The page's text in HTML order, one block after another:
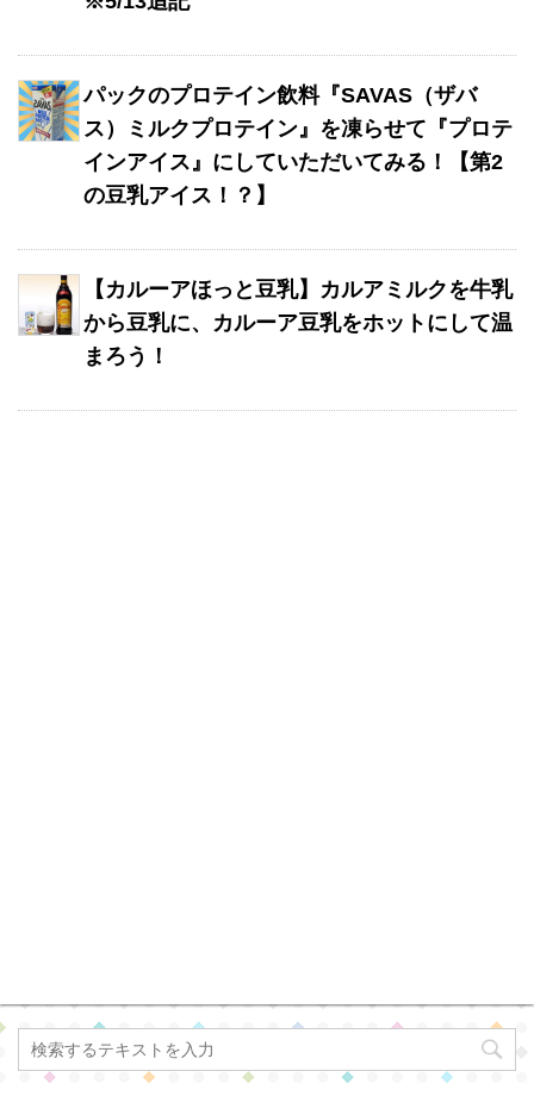
パックのプロテイン飲料『SAVAS（ザバ
ス）ミルクプロテイン』を凍らせて『プロテ
インアイス』にしていただいてみる！【第2
の豆乳アイス！？】
【カルーアほっと豆乳】カルアミルクを牛乳
から豆乳に、カルーア豆乳をホットにして温
まろう！